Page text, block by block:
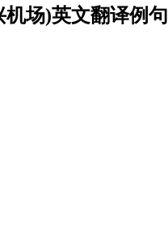
场)英文翻译例句